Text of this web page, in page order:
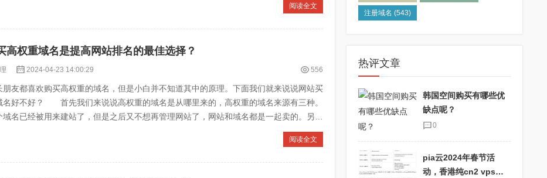
阅读全文
高权重域名是提高网站排名的最佳选择？
2024-04-23 14:00:29 556
都喜欢购买高权重的域名，但是小白并不知道其中的原理。下面我们就来说说网站买
名好不好？ 首先我们来说说高权重的域名是从哪里来的，高权重的域名来源有三种。
名已经被用来建站了，但是之后又不想再管理网站了，网站和域名都是一起卖的。另一
阅读全文
注册域名 (543)
热评文章
韩国空间购买有哪些优
缺点呢？
0
pia云2024年春节活
动，香港纯cn2 vps优